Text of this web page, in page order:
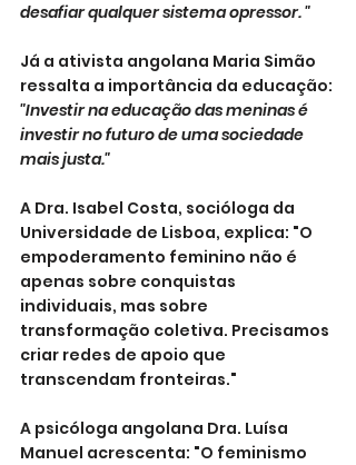
desafiar qualquer sistema opressor. "
Já a ativista angolana Maria Simão
ressalta a importância da educação:
"Investir na educação das meninas é
investir no futuro de uma sociedade
mais justa."
A Dra. Isabel Costa, socióloga da
Universidade de Lisboa, explica: "O
empoderamento feminino não é
apenas sobre conquistas
individuais, mas sobre
transformação coletiva. Precisamos
criar redes de apoio que
transcendam fronteiras."
A psicóloga angolana Dra. Luísa
Manuel acrescenta: "O feminismo